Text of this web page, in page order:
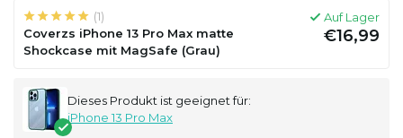
(1)
Coverzs iPhone 13 Pro Max matte
Shockcase mit MagSafe (Grau)
Auf Lager
€16,99
Dieses Produkt ist geeignet für:
iPhone 13 Pro Max